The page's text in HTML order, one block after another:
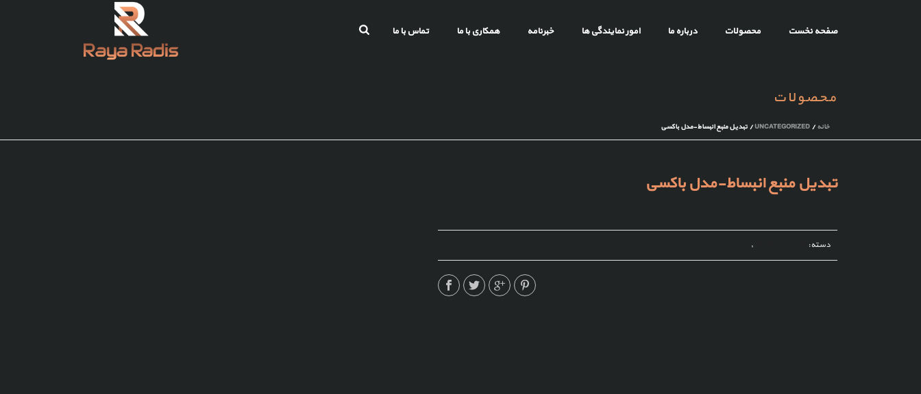
صفحه نخست محصولات درباره ما امور نمایندگی ها خبرنامه همکاری با ما تماس با ما
محصولات
خانه /
UNCATEGORIZED/ تبدیل منبع انبساط-مدل باکسی
تبدیل منبع انبساط-مدل باکسی
دسته: ,